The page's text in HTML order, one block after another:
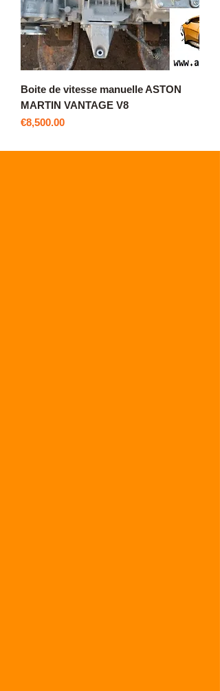
Boite de vitesse manuelle ASTON
MARTIN VANTAGE V8
價格
€8,500.00